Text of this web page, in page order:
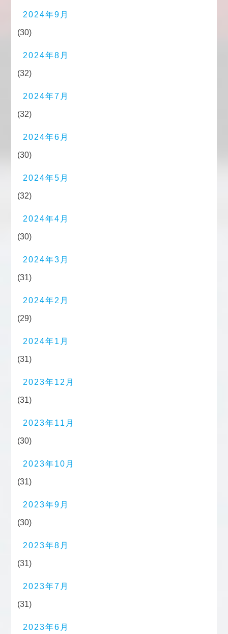
2024年9月
(30)
2024年8月
(32)
2024年7月
(32)
2024年6月
(30)
2024年5月
(32)
2024年4月
(30)
2024年3月
(31)
2024年2月
(29)
2024年1月
(31)
2023年12月
(31)
2023年11月
(30)
2023年10月
(31)
2023年9月
(30)
2023年8月
(31)
2023年7月
(31)
2023年6月